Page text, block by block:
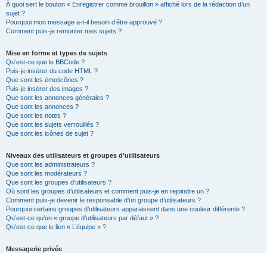
À quoi sert le bouton « Enregistrer comme brouillon » affiché lors de la rédaction d’un
sujet ?
Pourquoi mon message a-t-il besoin d’être approuvé ?
Comment puis-je remonter mes sujets ?
Mise en forme et types de sujets
Qu’est-ce que le BBCode ?
Puis-je insérer du code HTML ?
Que sont les émoticônes ?
Puis-je insérer des images ?
Que sont les annonces générales ?
Que sont les annonces ?
Que sont les notes ?
Que sont les sujets verrouillés ?
Que sont les icônes de sujet ?
Niveaux des utilisateurs et groupes d’utilisateurs
Que sont les administrateurs ?
Que sont les modérateurs ?
Que sont les groupes d’utilisateurs ?
Où sont les groupes d’utilisateurs et comment puis-je en rejoindre un ?
Comment puis-je devenir le responsable d’un groupe d’utilisateurs ?
Pourquoi certains groupes d’utilisateurs apparaissent dans une couleur différente ?
Qu’est-ce qu’un « groupe d’utilisateurs par défaut » ?
Qu’est-ce que le lien « L’équipe » ?
Messagerie privée